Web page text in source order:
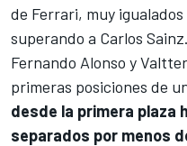
de Ferrari, muy
superando a Carlos Sainz.
Fernando Alonso y
primeras posiciones de
desde la primera plaza
separados por menos